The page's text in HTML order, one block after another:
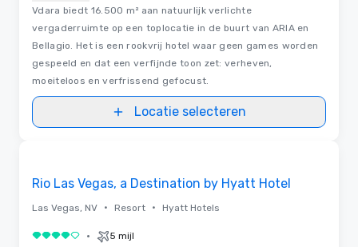
Vdara biedt 16.500 m² aan natuurlijk verlichte
vergaderruimte op een toplocatie in de buurt van ARIA en
Bellagio. Het is een rookvrij hotel waar geen games worden
gespeeld en dat een verfijnde toon zet: verheven,
moeiteloos en verfrissend gefocust.
Locatie selecteren
Rio Las Vegas, a Destination by Hyatt Hotel
Las Vegas, NV • Resort • Hyatt Hotels
4 van 5 • 5 mijl